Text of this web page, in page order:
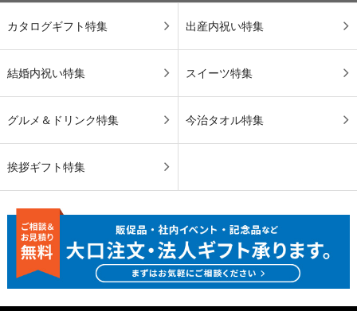
カタログギフト特集 出産内祝い特集
結婚内祝い特集 スイーツ特集
グルメ＆ドリンク特集 今治タオル特集
挨拶ギフト特集